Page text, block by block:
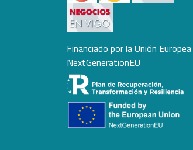
Financiado por la Unión
NextGenerationEU